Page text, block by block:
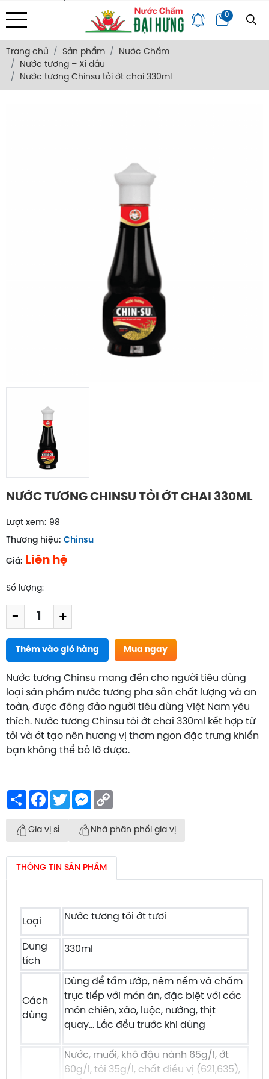
Địa chỉ: 133/34 Văn Thân, Phường Bình Tiên, Tp. HCM
Trang Chủ
Giới Thiệu Bảng Giá Góc Chia Sẻ
Hỏi Đáp
0
Trang chủ Sản phẩm
Nước Chấm
Nước tương – Xì dầu
Nước tương Chinsu tỏi ớt chai 330ml
NƯỚC TƯƠNG CHINSU TỎI ỚT CHAI 330ML
Lượt xem: 98
Thương hiệu: Chinsu
Giá: Liên hệ
Số lượng:
- +
Thêm vào giỏ hàng Mua ngay
Nước tương Chinsu mang đến cho người tiêu dùng
loại sản phẩm nước tương pha sẵn chất lượng và an
toàn, được đông đảo người tiêu dùng Việt Nam yêu
thích. Nước tương Chinsu tỏi ớt chai 330ml kết hợp từ
tỏi và ớt tạo nên hương vị thơm ngon đặc trưng khiến
bạn không thể bỏ lỡ được.
Share Facebook
TwitterMessenger
Gia vị sỉ Nhà phân phối gia vị
THÔNG TIN SẢN PHẨM
Loại Nước tương tỏi ớt tươi
Dung
tích
330ml
Cách
dùng
Dùng để tẩm ướp, nêm nếm và chấm
trực tiếp với món ăn, đặc biệt với các
món chiên, xào, luộc, nướng, thịt
quay... Lắc đều trước khi dùng
Nước, muối, khô đậu nành 65g/l, ớt
60g/l, tỏi 35g/l, chất điều vị (621,635),